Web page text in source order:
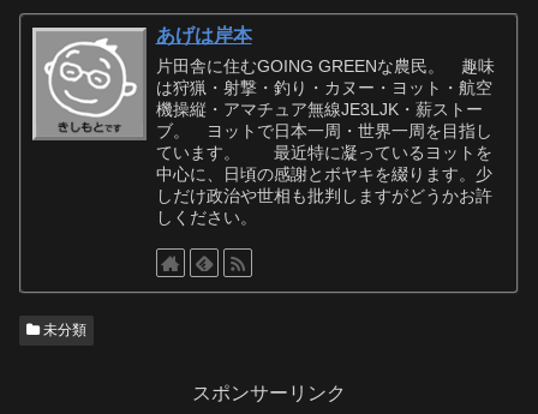
あげは岸本
片田舎に住むGOING GREENな農民。 趣味
は狩猟・射撃・釣り・カヌー・ヨット・航空
機操縦・アマチュア無線JE3LJK・薪ストー
ブ。 ヨットで日本一周・世界一周を目指し
ています。 最近特に凝っているヨットを
中心に、日頃の感謝とボヤキを綴ります。少
しだけ政治や世相も批判しますがどうかお許
しください。
未分類
スポンサーリンク